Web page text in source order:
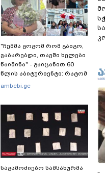
"ჩემმა გოგომ რომ გაიგო,
ვაბარებდი, თავში ხელები
წაიშინა" - გაიცანით 60
წლის აბიტურიენტი: რატომ
გადაწყვიტა ბაგრატიონთა
ambebi.ge
საგამოძიებო სამსახურმა